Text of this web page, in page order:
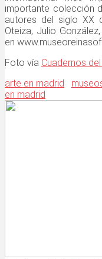
importante colección
autores del siglo XX
Oteiza, Julio
en
Foto vía Cuadernos
arte en madrid
en madrid